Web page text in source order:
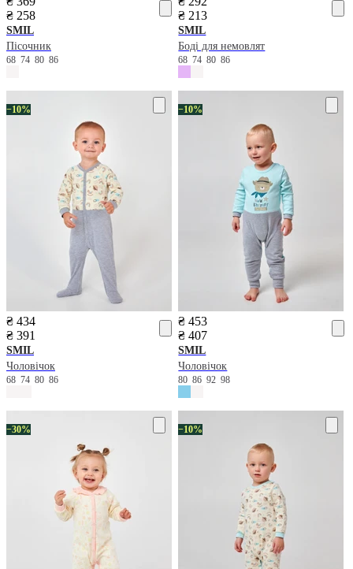
₴ 258
SMIL
Пісочник
68 74 80 86
₴ 213
SMIL
Боді для немовлят
68748086
−10%
₴ 434
₴ 391
SMIL
Чоловічок
68 74 80 86
−10%
₴ 453
₴ 407
SMIL
Чоловічок
80869298
−30% −10%